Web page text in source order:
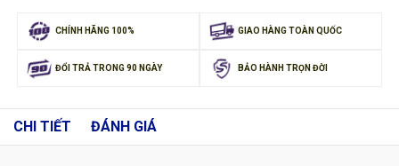
CHÍNH HÃNG 100% GIAO HÀNG TOÀN QUỐC
ĐỔI TRẢ TRONG 90 NGÀY BẢO HÀNH TRỌN ĐỜI
CHI TIẾT ĐÁNH GIÁ